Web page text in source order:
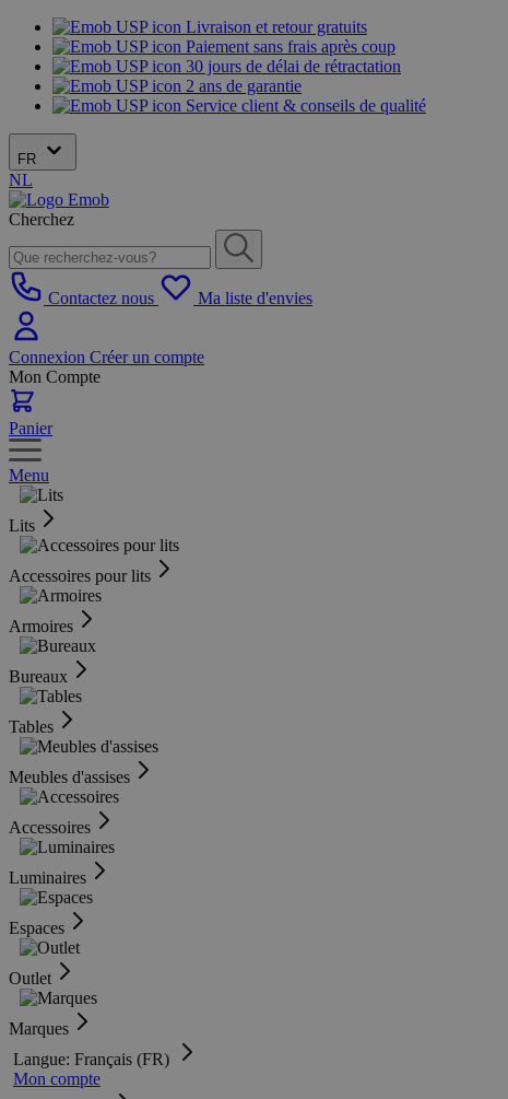
Livraison et retour gratuits
Paiement sans frais après coup
30 jours de délai de rétractation
2 ans de garantie
Service client & conseils de qualité
FR
NL
Cherchez
Contactez nous Ma liste d'envies
Connexion Créer un compte
Mon Compte
Panier
Menu
Lits
Accessoires pour lits
Armoires
Bureaux
Tables
Meubles d'assises
Accessoires
Luminaires
Espaces
Outlet
Marques
Langue: Français (FR)
Mon compte